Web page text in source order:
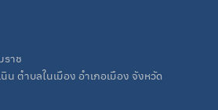
ราช
น ตำบลในเมือง อำเภอเมือง จังหวัด